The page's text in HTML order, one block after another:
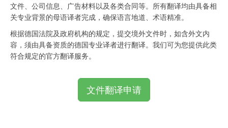
文件、公司信息、广告材料以及各类合同等。所有翻译均由具备相
关专业背景的母语译者完成，确保语言地道、术语精准。
根据德国法院及政府机构的规定，提交境外文件时，如含外文内
容，须由具备资质的德国专业译者进行翻译。我们可为您提供此类
符合规定的官方翻译服务。
文件翻译申请